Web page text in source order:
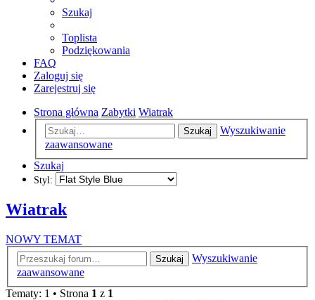
Szukaj
Toplista
Podziękowania
FAQ
Zaloguj się
Zarejestruj się
Strona główna Zabytki Wiatrak
Szukaj
Wyszukiwanie
zaawansowane
Szukaj
Styl:
Wiatrak
NOWY TEMAT
Szukaj
Wyszukiwanie
zaawansowane
Tematy: 1 • Strona 1 z 1